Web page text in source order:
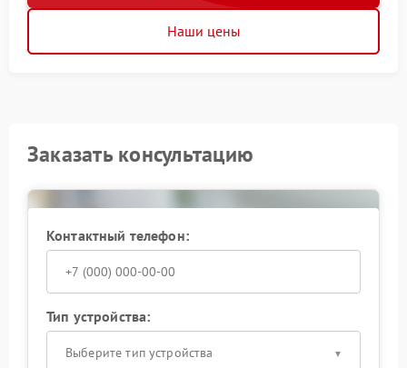
Наши цены
Заказать консультацию
Контактный телефон:
Тип устройства:
Выберите тип устройства